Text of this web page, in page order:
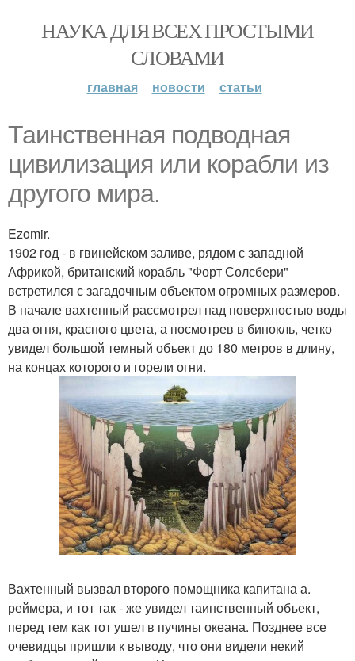
НАУКА ДЛЯ ВСЕХ ПРОСТЫМИ
СЛОВАМИ
главная новости статьи
Таинственная подводная
цивилизация или корабли из
другого мира.
Ezomir.
1902 год - в гвинейском заливе, рядом с западной
Африкой, британский корабль "Форт Солсбери"
встретился с загадочным объектом огромных размеров.
В начале вахтенный рассмотрел над поверхностью воды
два огня, красного цвета, а посмотрев в бинокль, четко
увидел большой темный объект до 180 метров в длину,
на концах которого и горели огни.
Вахтенный вызвал второго помощника капитана а.
реймера, и тот так - же увидел таинственный объект,
перед тем как тот ушел в пучины океана. Позднее все
очевидцы пришли к выводу, что они видели некий